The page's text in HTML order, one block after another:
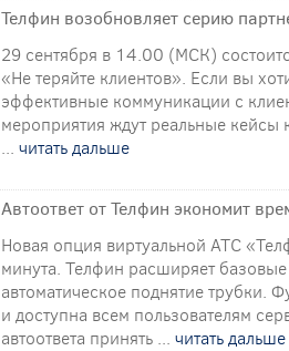
Телфин возобновляет серию
29 сентября в 14.00 (МСК)
«Не теряйте клиентов». Если вы
эффективные коммуникации с
мероприятия ждут реальные кейсы
... читать дальше
Автоответ от Телфин экономит
Новая опция виртуальной АТС
минута. Телфин расширяет
автоматическое поднятие
и доступна всем пользователям
автоответа принять ... читать дальше